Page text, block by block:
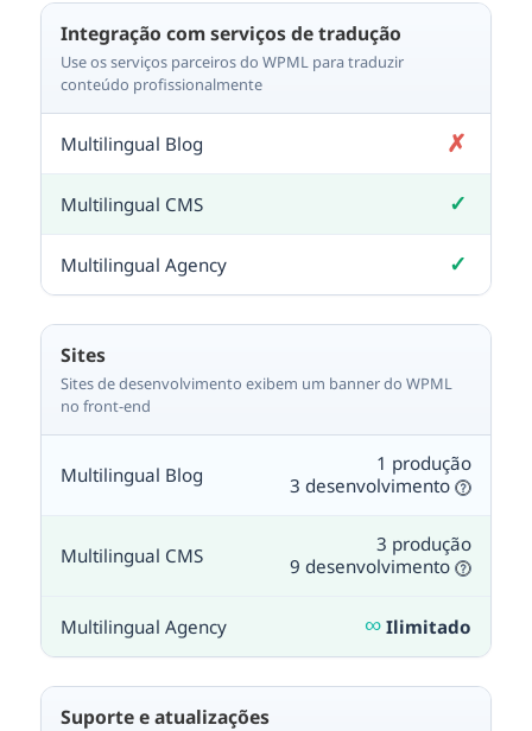
Integração com serviços de tradução
Use os serviços parceiros do WPML para traduzir
conteúdo profissionalmente
✗
Não incluído
✓
Incluído
✓
Incluído
Sites
Sites de desenvolvimento exibem um banner do WPML
no front-end
1 produção
3 desenvolvimento
3 produção
9 desenvolvimento
∞ Ilimitado
Suporte e atualizações